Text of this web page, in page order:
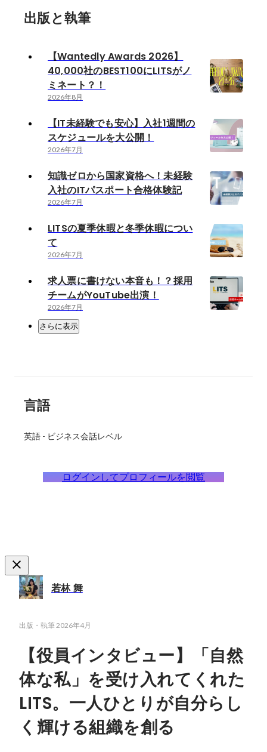
出版と執筆
【Wantedly Awards 2026】
40,000社のBEST100にLITSがノ
ミネート？！
2026年8月
【IT未経験でも安心】入社1週間の
スケジュールを大公開！
2026年7月
知識ゼロから国家資格へ！未経験
入社のITパスポート合格体験記
2026年7月
LITSの夏季休暇と冬季休暇につい
て
2026年7月
求人票に書けない本音も！？採用
チームがYouTube出演！
2026年7月
さらに表示
言語
英語 - ビジネス会話レベル
ログインしてプロフィールを閲覧
若林 舞
出版・執筆 2026年4月
【役員インタビュー】「自然
体な私」を受け入れてくれた
LITS。一人ひとりが自分らし
く輝ける組織を創る